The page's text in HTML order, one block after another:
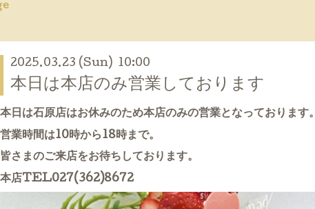
2025.03.23 (Sun) 10:00
本日は本店のみ営業しております
本日は石原店はお休みのため本店のみの営業となっております。
営業時間は10時から18時まで。
皆さまのご来店をお待ちしております。
本店TEL027(362)8672